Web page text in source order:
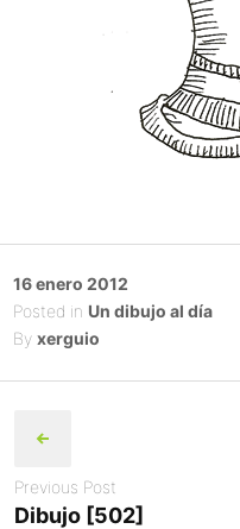
Posted
on
16 enero 2012
Posted in Un dibujo al día
By xerguio
navigation
Previous Post
Dibujo [502]